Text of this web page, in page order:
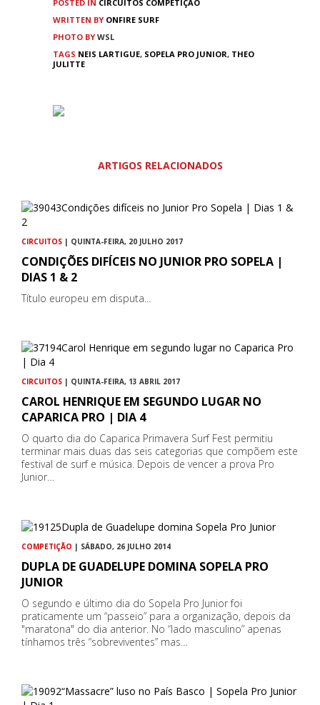
POSTED IN CIRCUITOS COMPETIÇÃO
WRITTEN BY ONFIRE SURF
PHOTO BY WSL
TAGS NEIS LARTIGUE, SOPELA PRO JUNIOR, THEO
JULITTE
ARTIGOS RELACIONADOS
CIRCUITOS | QUINTA-FEIRA, 20 JULHO 2017
CONDIÇÕES DIFÍCEIS NO JUNIOR PRO SOPELA |
DIAS 1 & 2
Título europeu em disputa...
CIRCUITOS | QUINTA-FEIRA, 13 ABRIL 2017
CAROL HENRIQUE EM SEGUNDO LUGAR NO
CAPARICA PRO | DIA 4
O quarto dia do Caparica Primavera Surf Fest permitiu
terminar mais duas das seis categorias que compõem este
festival de surf e música. Depois de vencer a prova Pro
Junior…
COMPETIÇÃO | SÁBADO, 26 JULHO 2014
DUPLA DE GUADELUPE DOMINA SOPELA PRO
JUNIOR
O segundo e último dia do Sopela Pro Junior foi
praticamente um “passeio” para a organização, depois da
"maratona" do dia anterior. No “lado masculino” apenas
tínhamos três “sobreviventes” mas…